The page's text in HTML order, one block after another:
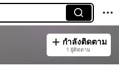
กำลังติดตาม
1 ผู้ติดตาม